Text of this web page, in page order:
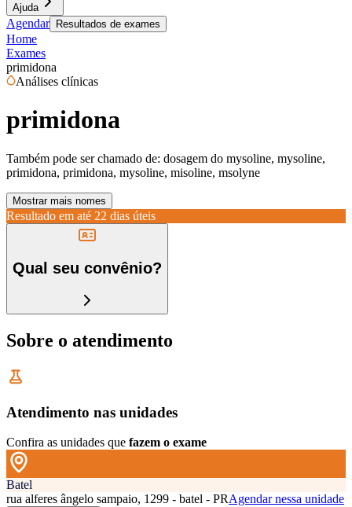
Ajuda
Agendar Resultados de exames
Home
Exames
primidona
Análises clínicas
primidona
Também pode ser chamado de: dosagem do mysoline, mysoline,
primidona, primidona, mysoline, misoline, msolyne
Mostrar mais nomes
Resultado em até 22 dias úteis
Qual seu convênio?
Sobre o atendimento
Atendimento nas unidades
Confira as unidades que fazem o exame
Batel
rua alferes ângelo sampaio, 1299 - batel - PRAgendar nessa unidade